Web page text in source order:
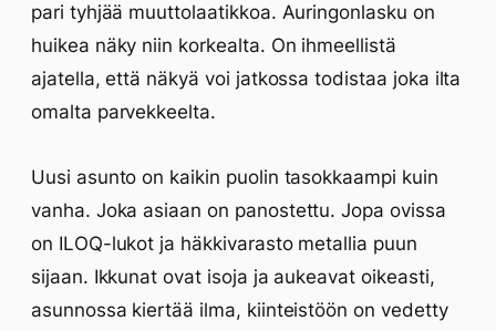
pari tyhjää muuttolaatikkoa. Auringonlasku on
huikea näky niin korkealta. On ihmeellistä
ajatella, että näkyä voi jatkossa todistaa joka ilta
omalta parvekkeelta.
Uusi asunto on kaikin puolin tasokkaampi kuin
vanha. Joka asiaan on panostettu. Jopa ovissa
on ILOQ-lukot ja häkkivarasto metallia puun
sijaan. Ikkunat ovat isoja ja aukeavat oikeasti,
asunnossa kiertää ilma, kiinteistöön on vedetty